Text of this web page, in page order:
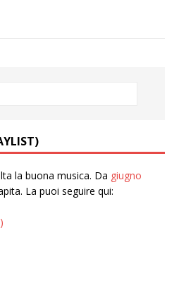
la buona musica. Da giugno
La puoi seguire qui: